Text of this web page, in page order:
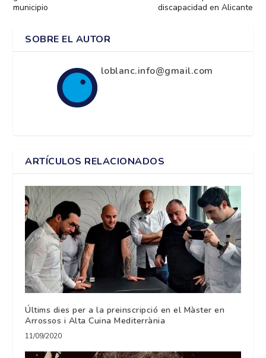
municipio
discapacidad en Alicante
SOBRE EL AUTOR
loblanc.info@gmail.com
ARTÍCULOS RELACIONADOS
Últims dies per a la preinscripció en el Màster en
Arrossos i Alta Cuina Mediterrània
11/09/2020